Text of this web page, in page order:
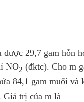
29,7 gam hỗn
NO2 (đktc). Cho m
84,1 gam muối và
Giá trị của m là